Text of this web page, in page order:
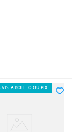
VISTA BOLETO OU PIX